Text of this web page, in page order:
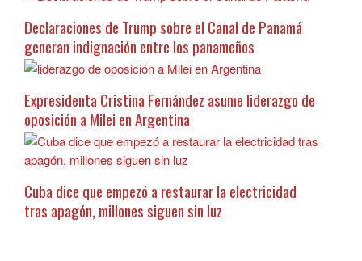
Declaraciones de Trump sobre el Canal de Panamá
generan indignación entre los panameños
Expresidenta Cristina Fernández asume liderazgo de
oposición a Milei en Argentina
Cuba dice que empezó a restaurar la electricidad
tras apagón, millones siguen sin luz